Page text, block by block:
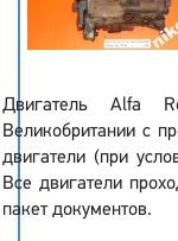
Двигатель Alfa
Великобритании с
двигатели (при
Все двигатели
пакет документов.